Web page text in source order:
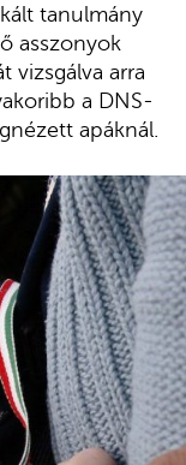
tanulmány
asszonyok
vizsgálva arra
a DNS-
apáknál.